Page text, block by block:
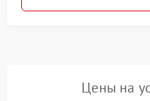
Цены на